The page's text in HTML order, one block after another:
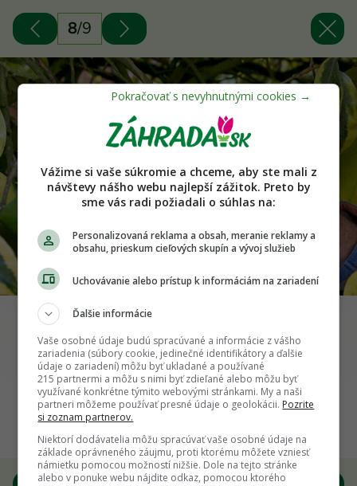
8/9
Odstránime zelené výhonky, čím zamedzíme ich rýchly
rast. Foto: Sarah Cuttle/Gardener´s World
Späť na článok
Máte v záhrade bršlen alebo iné panašované
rastliny? S ich rezom už dlho neváhajte
Vážime si vaše súkromie a chceme, aby ste mali z
návštevy nášho webu najlepší zážitok. Preto by
sme vás radi požiadali o súhlas na:
Personalizovaná reklama a obsah, meranie reklamy a
obsahu, prieskum cieľových skupín a vývoj služieb
Uchovávanie alebo prístup k informáciám na zariadení
Ďalšie informácie
Vaše osobné údaje budú spracúvané a informácie z vášho
zariadenia (súbory cookie, jedinečné identifikátory a ďalšie
údaje o zariadení) môžu byť ukladané a používané
215 partnermi a môžu s nimi byť zdieľané alebo môžu byť
využívané konkrétne týmito webovými stránkami. My a naši
partneri môžeme používať presné údaje o geolokácii. Pozrite
si zoznam partnerov.
Niektorí dodávatelia môžu spracúvať vaše osobné údaje na
základe oprávneného záujmu, proti ktorému môžete vzniesť
námietku pomocou možností nižšie. Dole na tejto stránke
alebo v ponuke webu nájdite odkaz, pomocou ktorého